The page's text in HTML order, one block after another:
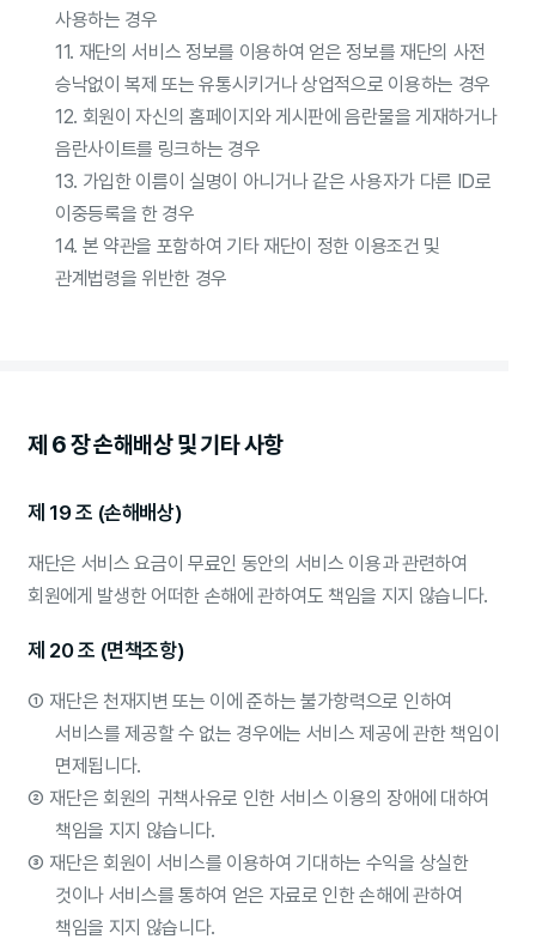
사용하는 경우
11. 재단의 서비스 정보를 이용하여 얻은 정보를 재단의 사전
승낙없이 복제 또는 유통시키거나 상업적으로 이용하는 경우
12. 회원이 자신의 홈페이지와 게시판에 음란물을 게재하거나
음란사이트를 링크하는 경우
13. 가입한 이름이 실명이 아니거나 같은 사용자가 다른 ID로
이중등록을 한 경우
14. 본 약관을 포함하여 기타 재단이 정한 이용조건 및
관계법령을 위반한 경우
제 6 장 손해배상 및 기타 사항
제 19 조 (손해배상)
재단은 서비스 요금이 무료인 동안의 서비스 이용과 관련하여
회원에게 발생한 어떠한 손해에 관하여도 책임을 지지 않습니다.
제 20 조 (면책조항)
① 재단은 천재지변 또는 이에 준하는 불가항력으로 인하여
서비스를 제공할 수 없는 경우에는 서비스 제공에 관한 책임이
면제됩니다.
② 재단은 회원의 귀책사유로 인한 서비스 이용의 장애에 대하여
책임을 지지 않습니다.
③ 재단은 회원이 서비스를 이용하여 기대하는 수익을 상실한
것이나 서비스를 통하여 얻은 자료로 인한 손해에 관하여
책임을 지지 않습니다.